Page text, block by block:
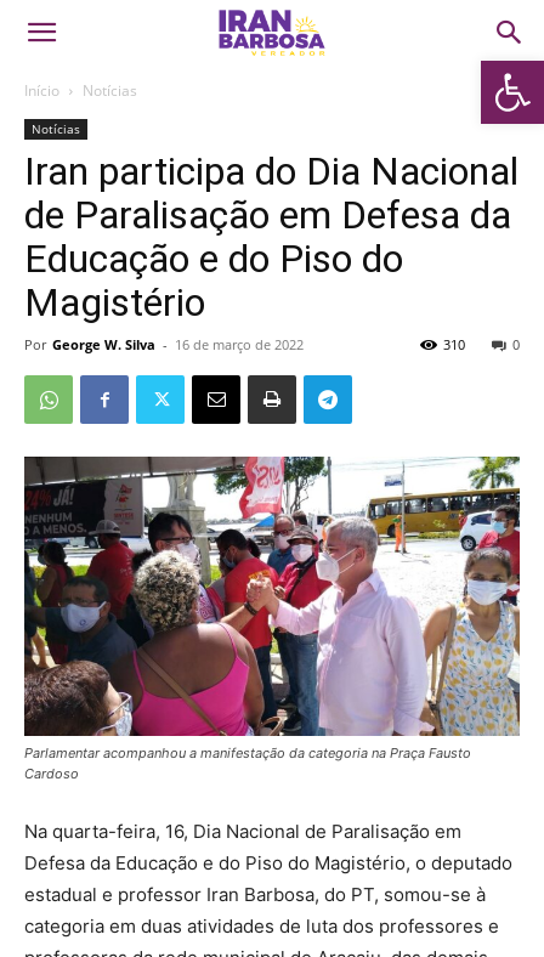
Abrir
Início Notícias
Notícias
Iran participa do Dia Nacional
de Paralisação em Defesa da
Educação e do Piso do
Magistério
Por George W. Silva - 16 de março de 2022 0
310
Parlamentar acompanhou a manifestação da categoria na Praça Fausto
Cardoso
Na quarta-feira, 16, Dia Nacional de Paralisação em
Defesa da Educação e do Piso do Magistério, o deputado
estadual e professor Iran Barbosa, do PT, somou-se à
categoria em duas atividades de luta dos professores e